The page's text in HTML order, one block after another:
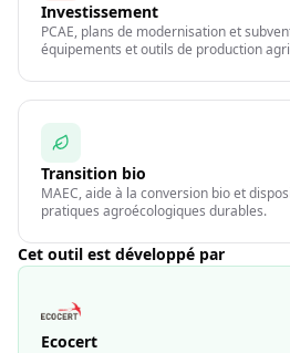
Investissement
PCAE, plans de modernisation et
équipements et outils de production
Transition bio
MAEC, aide à la conversion bio et
pratiques agroécologiques durables.
Cet outil est développé par
Ecocert